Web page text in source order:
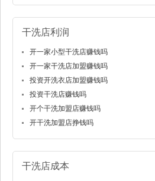
干洗店利润
开一家小型干洗店赚钱吗
开一家干洗店加盟赚钱吗
投资开洗衣店加盟赚钱吗
投资干洗店赚钱吗
开个干洗加盟店赚钱吗
开干洗加盟店挣钱吗
干洗店成本